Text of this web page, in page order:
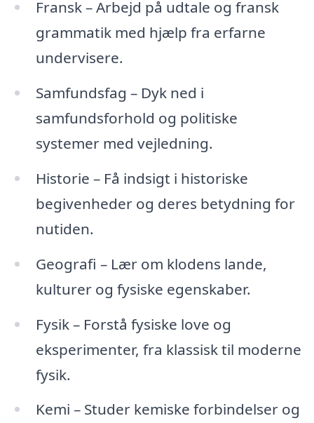
Fransk – Arbejd på udtale og fransk
grammatik med hjælp fra erfarne
undervisere.
Samfundsfag – Dyk ned i
samfundsforhold og politiske
systemer med vejledning.
Historie – Få indsigt i historiske
begivenheder og deres betydning for
nutiden.
Geografi – Lær om klodens lande,
kulturer og fysiske egenskaber.
Fysik – Forstå fysiske love og
eksperimenter, fra klassisk til moderne
fysik.
Kemi – Studer kemiske forbindelser og